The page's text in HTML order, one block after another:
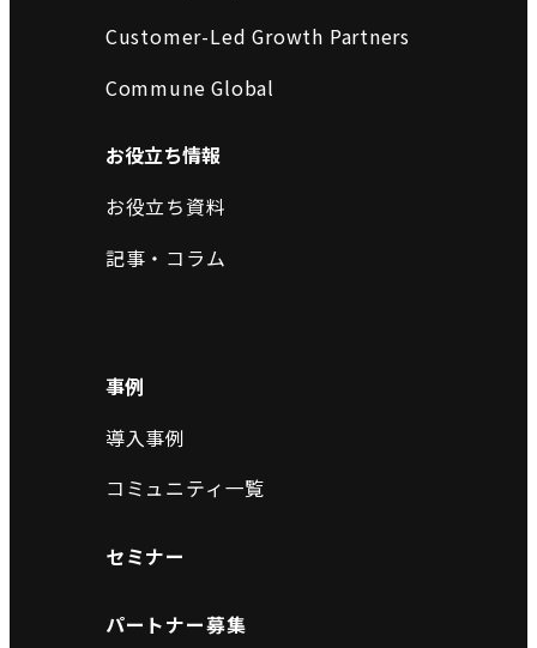
Customer-Led Growth Partners
Commune Global
お役立ち情報
お役立ち資料
記事・コラム
事例
導入事例
コミュニティ一覧
セミナー
パートナー募集